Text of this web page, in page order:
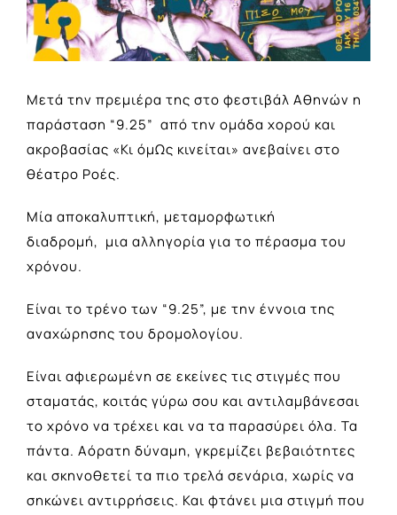
Μετά την πρεμιέρα της στο φεστιβάλ Αθηνών η
παράσταση “9.25” από την ομάδα χορού και
ακροβασίας «Κι όμΩς κινείται» ανεβαίνει στο
θέατρο Ροές.
Μία αποκαλυπτική, μεταμορφωτική
διαδρομή, μια αλληγορία για το πέρασμα του
χρόνου.
Είναι το τρένο των “9.25”, με την έννοια της
αναχώρησης του δρομολογίου.
Είναι αφιερωμένη σε εκείνες τις στιγμές που
σταματάς, κοιτάς γύρω σου και αντιλαμβάνεσαι
το χρόνο να τρέχει και να τα παρασύρει όλα. Τα
πάντα. Αόρατη δύναμη, γκρεμίζει βεβαιότητες
και σκηνοθετεί τα πιο τρελά σενάρια, χωρίς να
σηκώνει αντιρρήσεις. Και φτάνει μια στιγμή που